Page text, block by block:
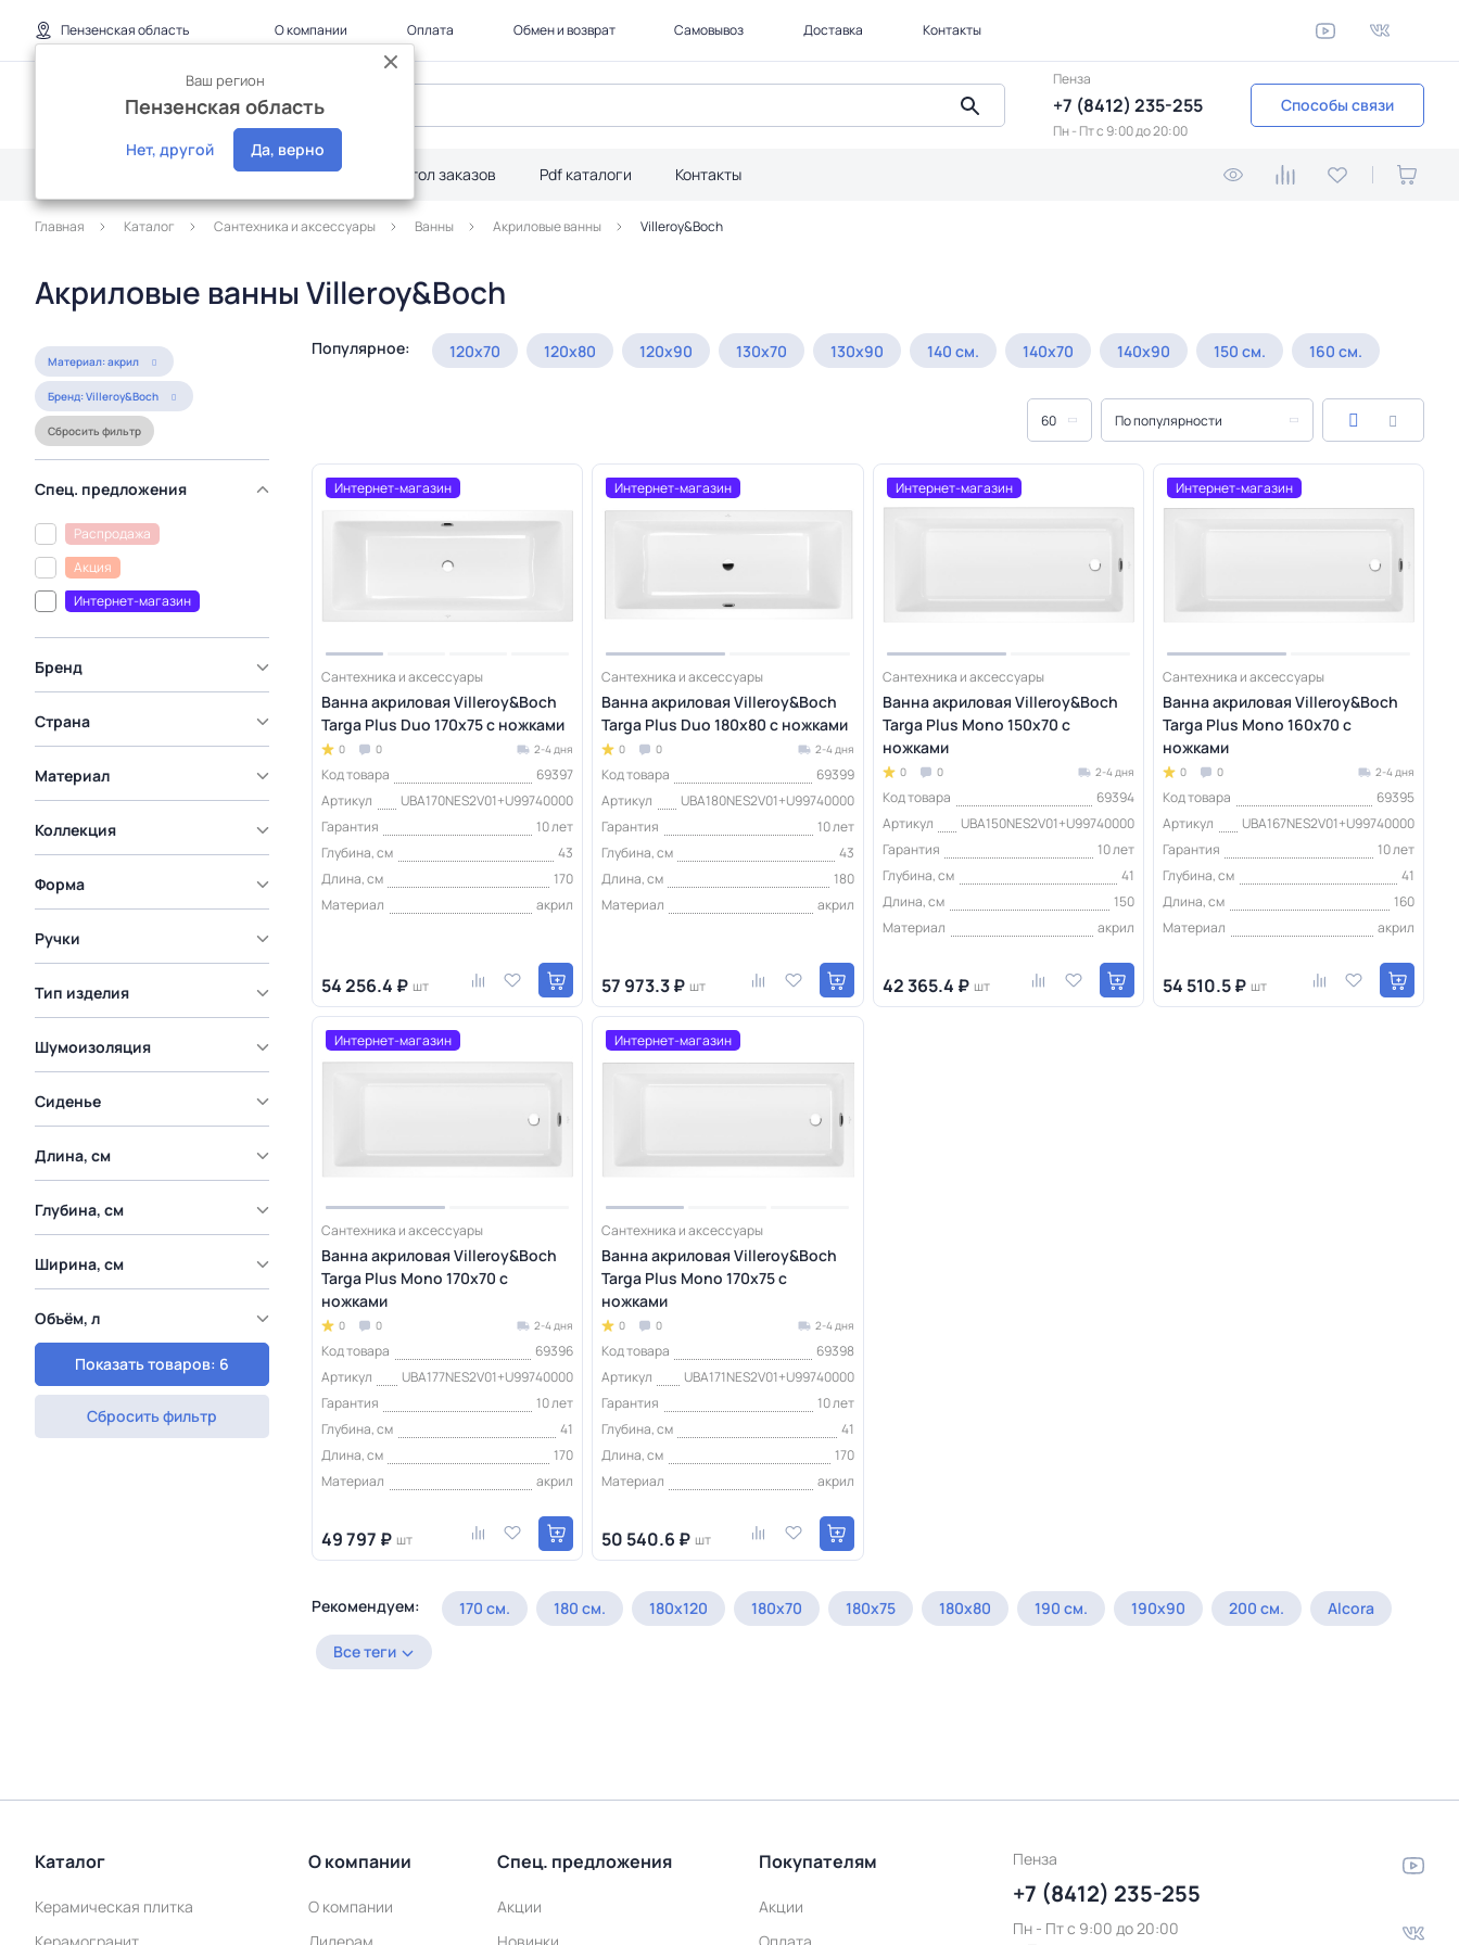
Пензенская область
Ваш регион
Пензенская область
Нет, другой Да, верно
О компании Оплата Обмен и возврат Самовывоз Доставка Контакты
Пенза
+7 (8412) 235-255
Пн - Пт c 9:00 до 20:00
Способы связи
Дилерам Акции Стол заказов Pdf каталоги Контакты
Главная Каталог Сантехника и аксессуары Ванны Акриловые ванны Villeroy&Boch
Акриловые ванны Villeroy&Boch
Материал: акрил
Бренд: Villeroy&Boch
Сбросить фильтр
Спец. предложения
Распродажа
Акция
Интернет-магазин
Бренд
Страна
Материал
Коллекция
Форма
Ручки
Тип изделия
Шумоизоляция
Сиденье
Длина, см
Глубина, см
Ширина, см
Объём, л
Показать товаров: 6
Сбросить фильтр
Популярное: 120х70 120х80 120х90 130х70 130х90 140 см. 140х70 140х90 150 см. 160 см.
60 По популярности
Интернет-магазин
Сантехника и аксессуары
Ванна акриловая Villeroy&Boch
Targa Plus Duo 170х75 с ножками
0 0 2-4 дня
Код товара
69397
Артикул
UBA170NES2V01+U99740000
Гарантия
10 лет
Глубина, см
43
Длина, см
170
Материал
акрил
54 256.4 ₽ шт
Интернет-магазин
Сантехника и аксессуары
Ванна акриловая Villeroy&Boch
Targa Plus Duo 180х80 с ножками
0 0 2-4 дня
Код товара
69399
Артикул
UBA180NES2V01+U99740000
Гарантия
10 лет
Глубина, см
43
Длина, см
180
Материал
акрил
57 973.3 ₽ шт
Интернет-магазин
Сантехника и аксессуары
Ванна акриловая Villeroy&Boch
Targa Plus Mono 150х70 с
ножками
0 0 2-4 дня
Код товара
69394
Артикул
UBA150NES2V01+U99740000
Гарантия
10 лет
Глубина, см
41
Длина, см
150
Материал
акрил
42 365.4 ₽ шт
Интернет-магазин
Сантехника и аксессуары
Ванна акриловая Villeroy&Boch
Targa Plus Mono 160х70 с
ножками
0 0 2-4 дня
Код товара
69395
Артикул
UBA167NES2V01+U99740000
Гарантия
10 лет
Глубина, см
41
Длина, см
160
Материал
акрил
54 510.5 ₽ шт
Интернет-магазин
Сантехника и аксессуары
Ванна акриловая Villeroy&Boch
Targa Plus Mono 170х70 с
ножками
0 0 2-4 дня
Код товара
69396
Артикул
UBA177NES2V01+U99740000
Гарантия
10 лет
Глубина, см
41
Длина, см
170
Материал
акрил
49 797 ₽ шт
Интернет-магазин
Сантехника и аксессуары
Ванна акриловая Villeroy&Boch
Targa Plus Mono 170х75 с
ножками
0 0 2-4 дня
Код товара
69398
Артикул
UBA171NES2V01+U99740000
Гарантия
10 лет
Глубина, см
41
Длина, см
170
Материал
акрил
50 540.6 ₽ шт
Рекомендуем: 170 см. 180 см. 180х120 180х70 180х75 180х80 190 см. 190х90 200 см. Alcora
Все теги
Каталог
Керамическая плитка
О компании
О компании
Спец. предложения
Акции
Покупателям
Акции
Пенза
+7 (8412) 235-255
Пн - Пт c 9:00 до 20:00